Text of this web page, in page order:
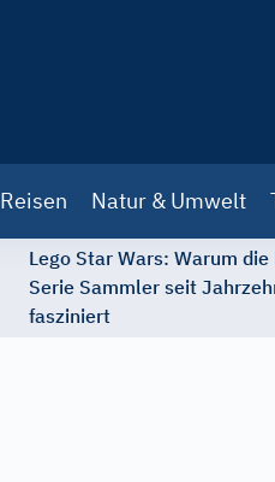
Reisen Natur & Umwelt
Lego Star Wars: Warum
Serie Sammler seit
fasziniert